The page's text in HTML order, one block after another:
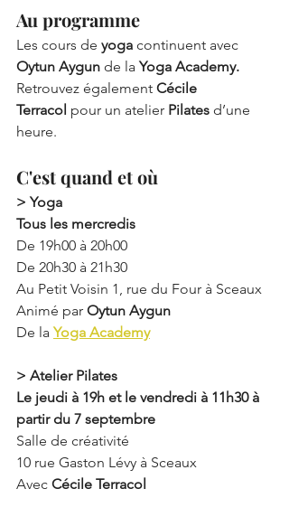
Au programme
Les cours de yoga continuent avec
Oytun Aygun de la Yoga Academy.
Retrouvez également Cécile
Terracol pour un atelier Pilates d’une
heure.
C'est quand et où
> Yoga
Tous les mercredis
De 19h00 à 20h00
De 20h30 à 21h30
Au Petit Voisin 1, rue du Four à Sceaux
Animé par Oytun Aygun
De la Yoga Academy
> Atelier Pilates
Le jeudi à 19h et le vendredi à 11h30 à
partir du 7 septembre
Salle de créativité
10 rue Gaston Lévy à Sceaux
Avec Cécile Terracol